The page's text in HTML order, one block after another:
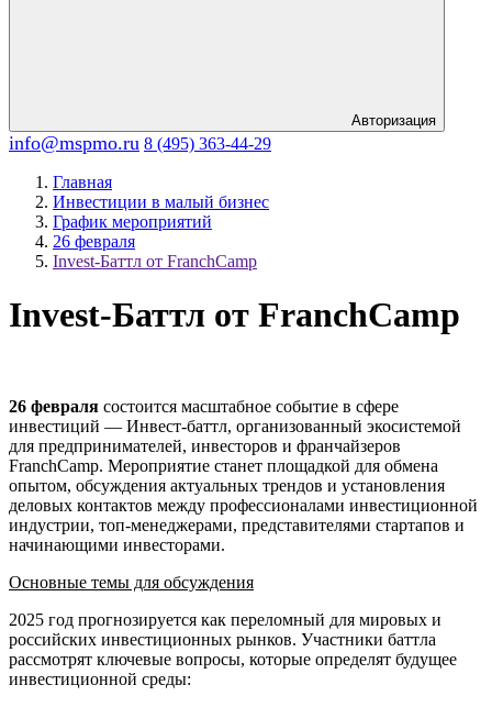
Авторизация
info@mspmo.ru 8 (495) 363-44-29
Главная
Инвестиции в малый бизнес
График мероприятий
26 февраля
Invest-Баттл от FranchCamp
Invest-Баттл от FranchCamp
26 февраля состоится масштабное событие в сфере
инвестиций — Инвест-баттл, организованный экосистемой
для предпринимателей, инвесторов и франчайзеров
FranchCamp. Мероприятие станет площадкой для обмена
опытом, обсуждения актуальных трендов и установления
деловых контактов между профессионалами инвестиционной
индустрии, топ-менеджерами, представителями стартапов и
начинающими инвесторами.
Основные темы для обсуждения
2025 год прогнозируется как переломный для мировых и
российских инвестиционных рынков. Участники баттла
рассмотрят ключевые вопросы, которые определят будущее
инвестиционной среды: